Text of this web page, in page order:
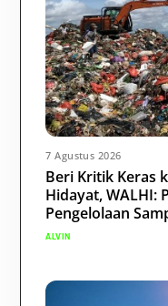
7 Agustus 2026
Beri Kritik Keras
Hidayat, WALHI:
Pengelolaan
ALVIN